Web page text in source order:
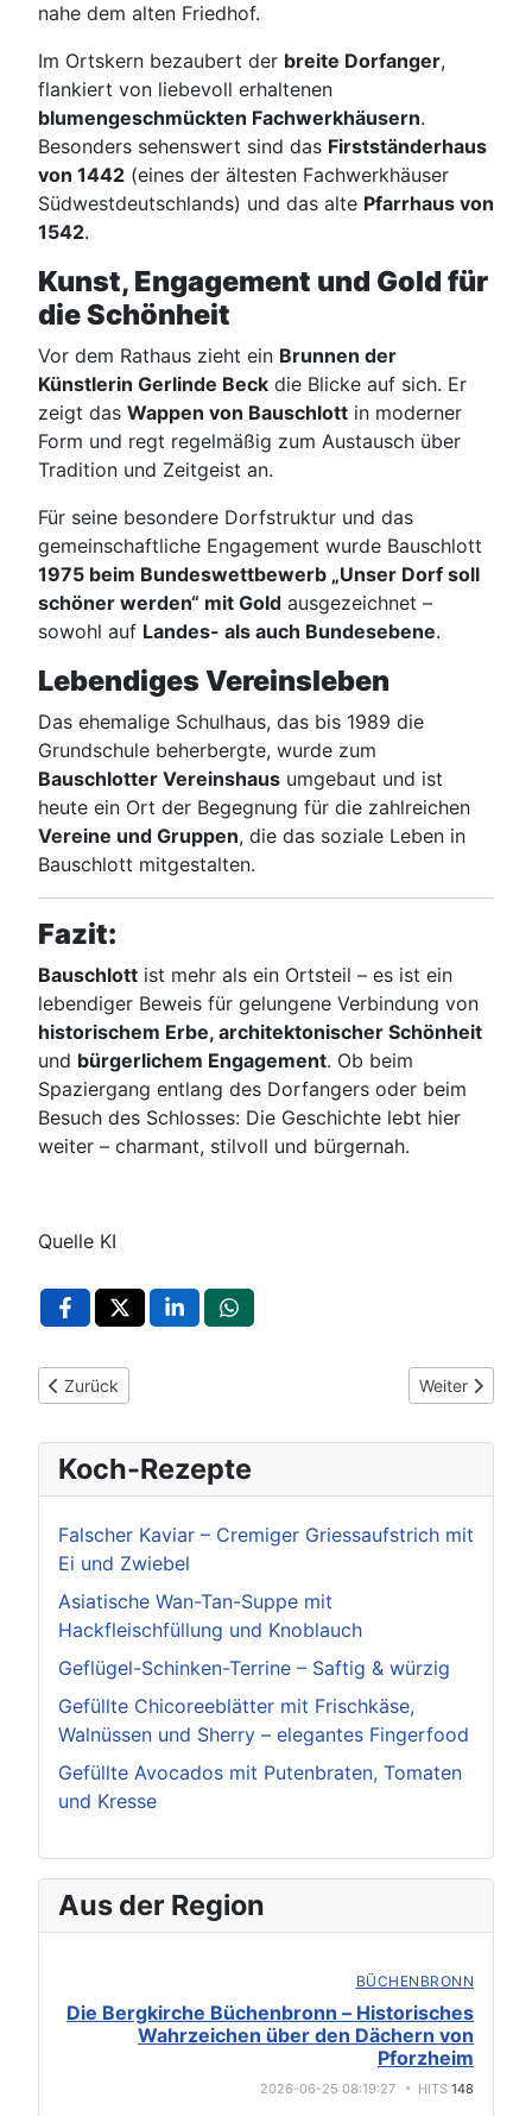
nahe dem alten Friedhof.
Im Ortskern bezaubert der breite Dorfanger,
flankiert von liebevoll erhaltenen
blumengeschmückten Fachwerkhäusern.
Besonders sehenswert sind das Firstständerhaus
von 1442 (eines der ältesten Fachwerkhäuser
Südwestdeutschlands) und das alte Pfarrhaus von
1542.
Kunst, Engagement und Gold für
die Schönheit
Vor dem Rathaus zieht ein Brunnen der
Künstlerin Gerlinde Beck die Blicke auf sich. Er
zeigt das Wappen von Bauschlott in moderner
Form und regt regelmäßig zum Austausch über
Tradition und Zeitgeist an.
Für seine besondere Dorfstruktur und das
gemeinschaftliche Engagement wurde Bauschlott
1975 beim Bundeswettbewerb „Unser Dorf soll
schöner werden“ mit Gold ausgezeichnet –
sowohl auf Landes- als auch Bundesebene.
Lebendiges Vereinsleben
Das ehemalige Schulhaus, das bis 1989 die
Grundschule beherbergte, wurde zum
Bauschlotter Vereinshaus umgebaut und ist
heute ein Ort der Begegnung für die zahlreichen
Vereine und Gruppen, die das soziale Leben in
Bauschlott mitgestalten.
Fazit:
Bauschlott ist mehr als ein Ortsteil – es ist ein
lebendiger Beweis für gelungene Verbindung von
historischem Erbe, architektonischer Schönheit
und bürgerlichem Engagement. Ob beim
Spaziergang entlang des Dorfangers oder beim
Besuch des Schlosses: Die Geschichte lebt hier
weiter – charmant, stilvoll und bürgernah.
Quelle KI
Vorheriger Beitrag: Bauschlotter Schlosspark: Ein
Zurück Nächster
Weiter
Koch-Rezepte
Falscher Kaviar – Cremiger Griessaufstrich mit
Ei und Zwiebel
Asiatische Wan-Tan-Suppe mit
Hackfleischfüllung und Knoblauch
Geflügel-Schinken-Terrine – Saftig & würzig
Gefüllte Chicoreeblätter mit Frischkäse,
Walnüssen und Sherry – elegantes Fingerfood
Gefüllte Avocados mit Putenbraten, Tomaten
und Kresse
Aus der Region
BÜCHENBRONN
Die Bergkirche Büchenbronn – Historisches
Wahrzeichen über den Dächern von
Pforzheim
2026-06-25 08:19:27 HITS 148